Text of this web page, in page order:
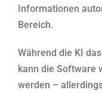
Informationen
Bereich.
Während die KI
kann die Software
werden –